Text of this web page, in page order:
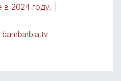
2024 году. |